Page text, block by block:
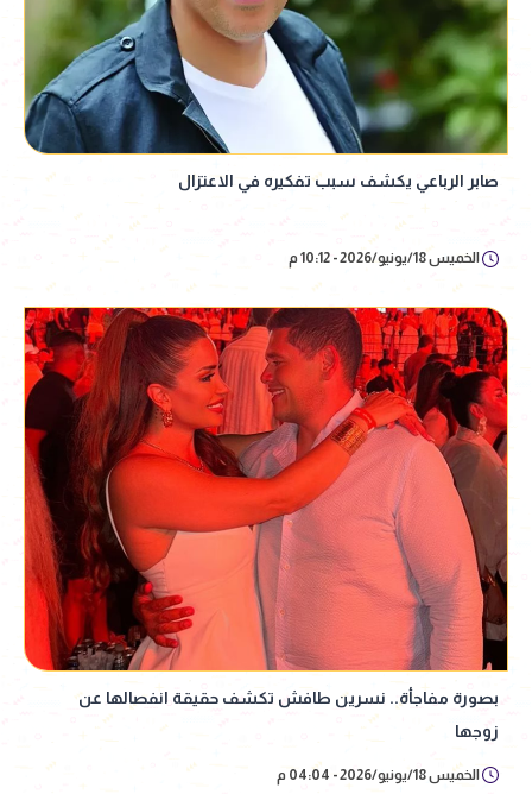
صابر الرباعي يكشف سبب تفكيره في الاعتزال
الخميس 18/يونيو/2026 - 10:12 م
بصورة مفاجأة.. نسرين طافش تكشف حقيقة انفصالها عن
زوجها
الخميس 18/يونيو/2026 - 04:04 م